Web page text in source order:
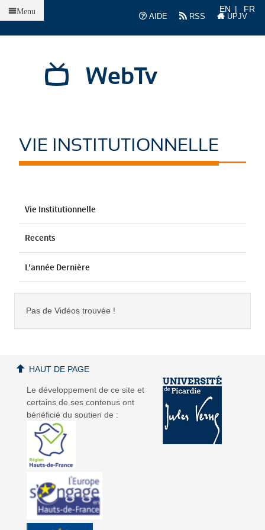
AIDE
RSS UPJV
EN FR
WebTv
Menu
VIE INSTITUTIONNELLE
Vie Institutionnelle
Recents
L'année Dernière
Pas de Vidéos trouvée !
Le développement de ce site et
certains de ses contenus ont
bénéficié du soutien de :
HAUT DE PAGE